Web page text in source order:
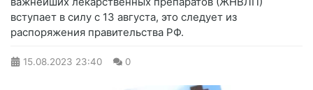
вступает в силу с 13 августа, это следует из
распоряжения правительства РФ.
15.08.2023 23:40 0